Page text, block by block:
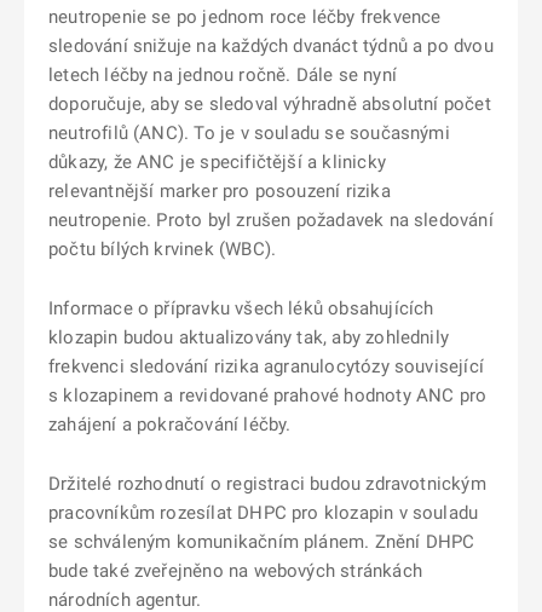
neutropenie se po jednom roce léčby frekvence
sledování snižuje na každých dvanáct týdnů a po dvou
letech léčby na jednou ročně. Dále se nyní
doporučuje, aby se sledoval výhradně absolutní počet
neutrofilů (ANC). To je v souladu se současnými
důkazy, že ANC je specifičtější a klinicky
relevantnější marker pro posouzení rizika
neutropenie. Proto byl zrušen požadavek na sledování
počtu bílých krvinek (WBC).
Informace o přípravku všech léků obsahujících
klozapin budou aktualizovány tak, aby zohlednily
frekvenci sledování rizika agranulocytózy související
s klozapinem a revidované prahové hodnoty ANC pro
zahájení a pokračování léčby.
Držitelé rozhodnutí o registraci budou zdravotnickým
pracovníkům rozesílat DHPC pro klozapin v souladu
se schváleným komunikačním plánem. Znění DHPC
bude také zveřejněno na webových stránkách
národních agentur.